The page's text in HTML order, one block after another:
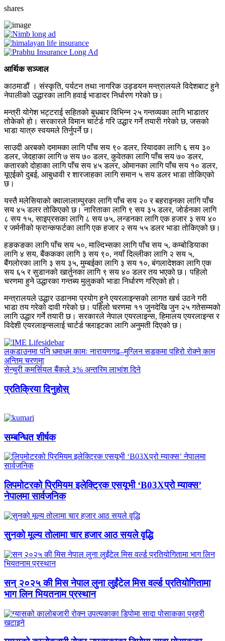
shares
आर्थिक सञ्जाल
काठमाडौं । संस्कृति, पर्यटन तथा नागरिक उड्डयन मन्त्रालयले विदेशबाट हुने
नेपालीको उद्धारका लागि हवाई भाडादर निर्धारण गरेको छ।
मन्त्री योगेश भट्टराई सहितको बुधबार विभिन्न २५ गन्तव्यका लागि भाडातर
तोकेको हो। सरकारले विमान चार्टर्ड गरि उद्धार गर्ने तयारी गरेको छ, जसको
भाडा यात्रु स्वयमले तिर्नुपर्ने छ।
साउदी अरबको दमामका लागि पाँच सय ९० डलर, रियादका लागि ६ सय ३०
डलर, जेदहाका लागि ७ सय ७० डलर, कुवेतका लागि पाँच सय ७० डलर,
कतारको दोहाका लागि पाँच सय ४५ डलर, ओमानका लागि पाँच सय १० डलर,
यूएईको दुबई, आबुधावी र शारजाहका लागि समान ५ सय डलर भाडा तोकिएको
छ।
यस्तै मलेसियाको क्वालालाम्पुरका लागि पाँच सय २० र बहराइनका लागि पाँच
सय ४५ डलर तोकिएको छ। नारिताका लागि ९ सय ३५ डलर, जोर्डनका लागि
८ सय १५, साइप्रसका लागि ८ सय ७५, लन्डनका लागि एक हजार ३ सय ४०
र जर्मनीको फ्रान्कफर्टका लागि एक हजार २ सय ५५ डलर भाडा तोकिएको छ।
हङकङका लागि पाँच सय ५०, माल्दिभ्सका लागि पाँच सय ५, कम्बोडियाका
लागि ४ सय, बैंककका लागि ३ सय ९०, नयाँ दिल्लीका लागि २ सय ५,
बैंगलोरका लागि ३ सय ३५, मुम्बईका लागि ३ सय १०, बंगलादेशका लागि एक
सय ६५ र सुडानको खार्तुनका लागि ९ सय ४० डलर तय भएको छ। पहिलो
चरणमा हुने उद्धारका गन्तब्य मुलुकको भाडा निर्धारण गरिएको हो।
मन्त्रालयले उद्धार उडानमा प्रयोग हुने एयरलाइन्सको लागत खर्च उठने गरी
भाडा तय गरेको दावी गरेको छ। पहिलो चरणमा ११ जुनदेखि जुन २५ गतेसम्मको
लागि उद्धार गर्ने तयारी छ। सरकारले नेपाल एयरलाइन्स, हिमालय एयरलाइन्स र
विदेशी एयरलाइन्सलाई चार्टर्ड फ्लाइटका लागि अनुमती दिएको छ।
लकडाउनमा पनि धमाधम कामः नारायणगढ–मुग्लिन सडकमा पहिरो रोक्ने काम
अन्तिम चरणमा
सेन्चुरी कमर्सियल बैंकले ३% अन्तरिम लाभांश दिने
प्रतिक्रिया दिनुहोस्
सम्बन्धित शीर्षक
लिपमोटरको प्रिमियम इलेक्ट्रिक एसयूभी ‘B03Xप्रो म्याक्स’
नेपालमा सार्वजनिक
सुनको मूल्य तोलामा चार हजार आठ सयले वृद्धि
सन् २०२५ की मिस नेपाल लुना लुईंटेल मिस वर्ल्ड प्रतियोगितामा
भाग लिन भियतनाम प्रस्थान